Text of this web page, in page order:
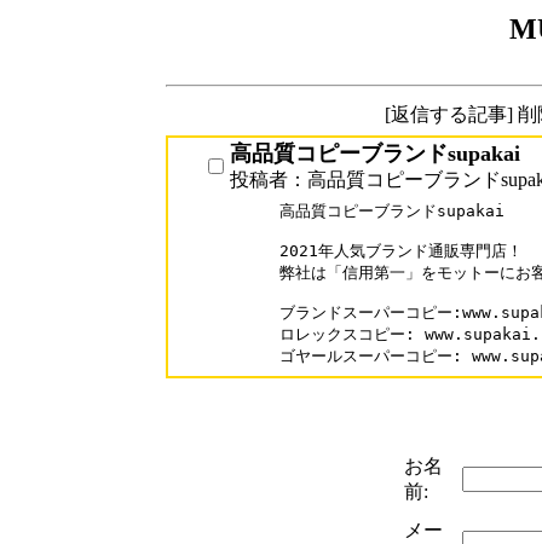
[返信する記事]
高品質コピーブランドsupakai
投稿者：高品質コピーブランド
高品質コピーブランドsupakai
2021年人気ブランド通販専門店！
弊社は「信用第一」をモットーにお
ブランドスーパーコピー
ロレックスコピー:
ゴヤールスーパーコピー:
お名
前:
メー